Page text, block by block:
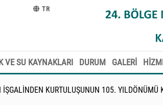
TR
VE SU KAYNAKLARI DURUM GALERİ
KURTULUŞUNUN 105. YILDÖNÜMÜ